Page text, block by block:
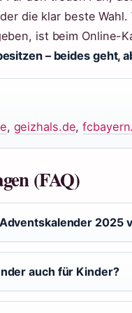
die klar beste
ist beim Online-
– beides geht,
, geizhals.de,
(FAQ)
2025
auch für Kinder?